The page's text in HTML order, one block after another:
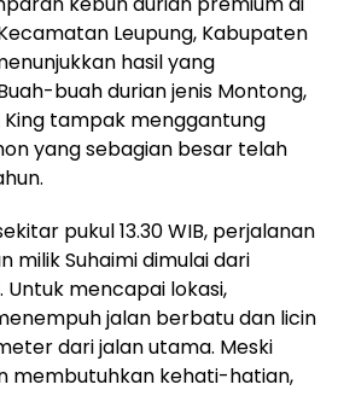
Leupung, Kabupaten
hasil yang
buah durian jenis Montong,
King tampak menggantung
yang sebagian besar telah
pukul 13.30 WIB, perjalanan
milik Suhaimi dimulai dari
Untuk mencapai lokasi,
jalan berbatu dan licin
dari jalan utama. Meski
membutuhkan kehati-hatian,